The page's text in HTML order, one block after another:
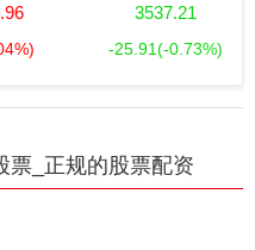
3537.21
-25.91(-0.73%)
票_正规的股票配资